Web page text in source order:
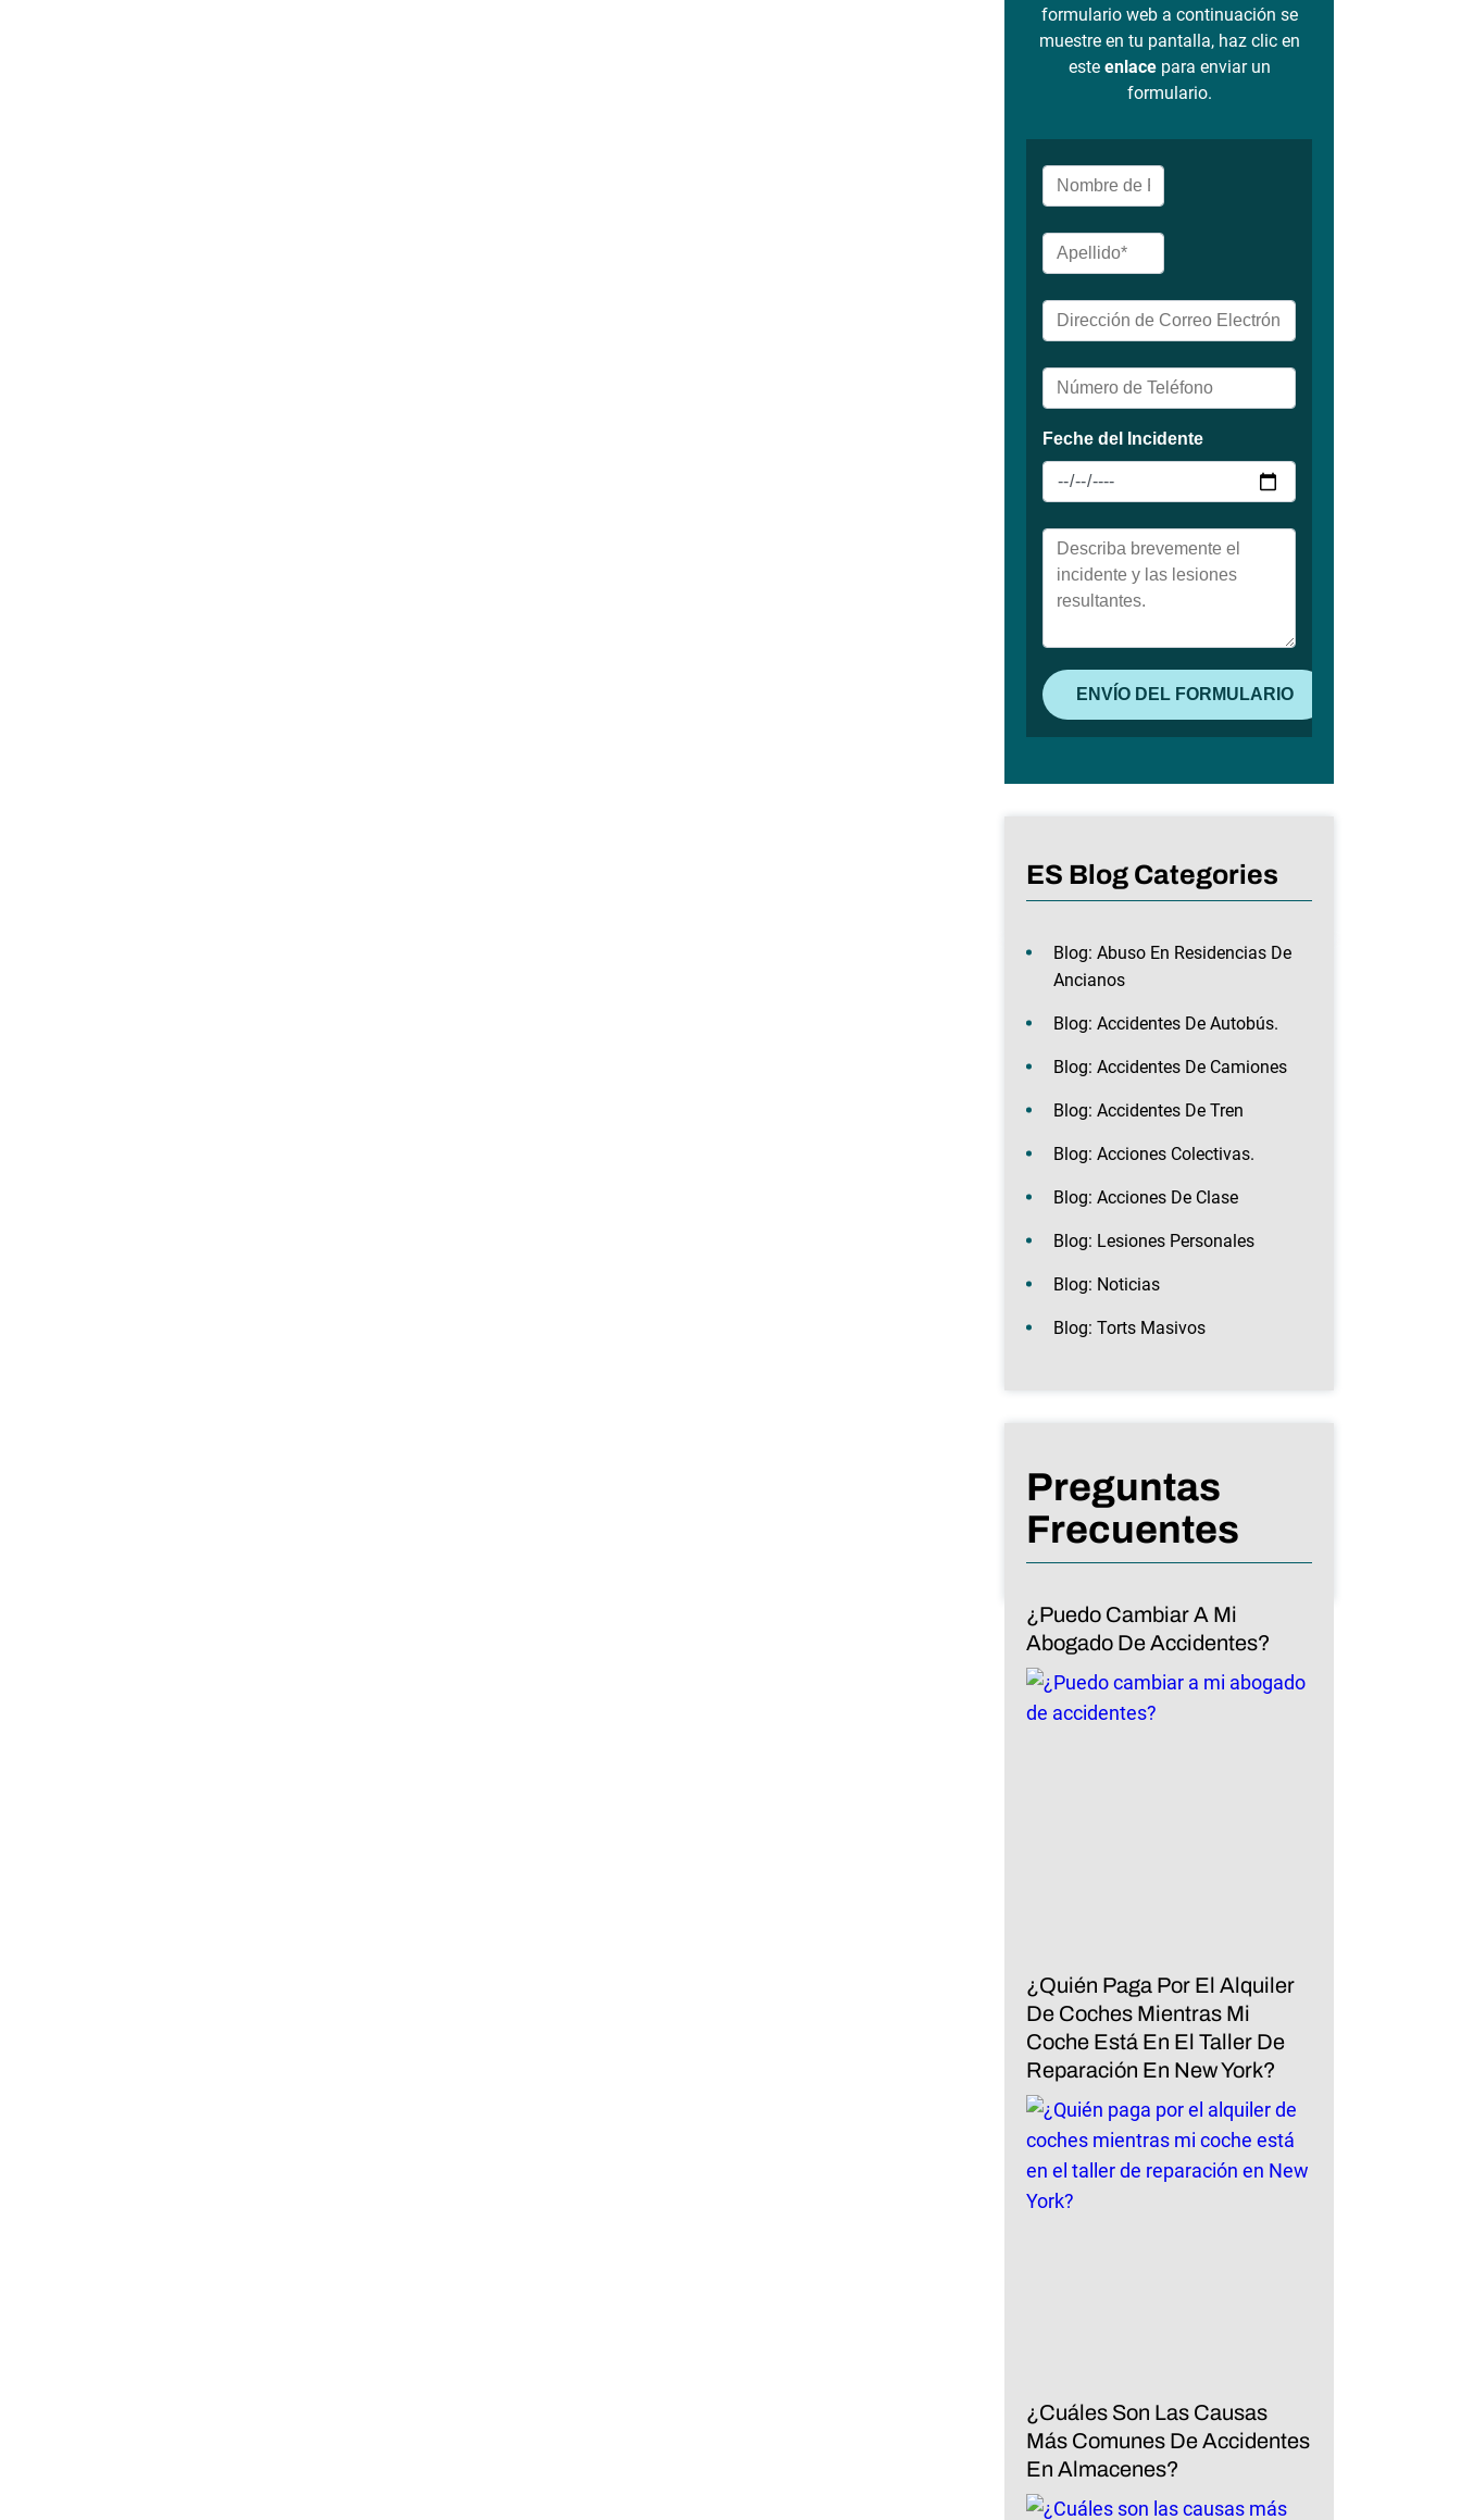
formulario web a continuación se
muestre en tu pantalla, haz clic en
este enlacepara enviar un
formulario.
ES Blog Categories
Blog: Abuso En Residencias De
Ancianos
Blog: Accidentes De Autobús.
Blog: Accidentes De Camiones
Blog: Accidentes De Tren
Blog: Acciones Colectivas.
Blog: Acciones De Clase
Blog: Lesiones Personales
Blog: Noticias
Blog: Torts Masivos
Preguntas
Frecuentes
¿Puedo Cambiar A Mi
Abogado De Accidentes?
¿Quién Paga Por El Alquiler
De Coches Mientras Mi
Coche Está En El Taller De
Reparación En New York?
¿Cuáles Son Las Causas
Más Comunes De Accidentes
En Almacenes?